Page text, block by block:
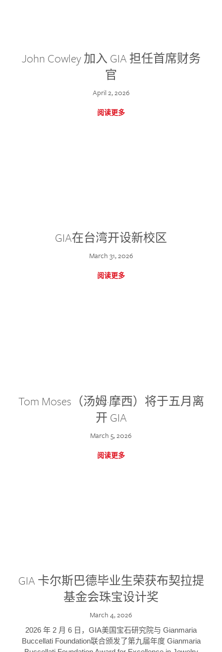
John Cowley 加入 GIA 担任首席财务
官
April 2, 2026
阅读更多
GIA在台湾开设新校区
March 31, 2026
阅读更多
Tom Moses（汤姆·摩西）将于五月离
开 GIA
March 5, 2026
阅读更多
GIA 卡尔斯巴德毕业生荣获布契拉提
基金会珠宝设计奖
March 4, 2026
2026 年 2 月 6 日，GIA美国宝石研究院与 Gianmaria
Buccellati Foundation联合颁发了第九届年度 Gianmaria